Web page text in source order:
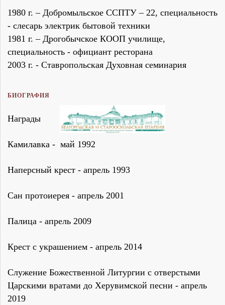
1980 г. – Добромыльское ССПТУ – 22, специальность
- слесарь электрик бытовой техники
1981 г. – Дрогобычское КООП училище,
специальность - официант ресторана
2003 г. - Ставропольская Духовная семинария
БИОГРАФИЯ
Награды
Камилавка - май 1992
Наперсный крест - апрель 1993
Сан протоиерея - апрель 2001
Палица - апрель 2009
Крест с украшением - апрель 2014
Служение Божественной Литургии с отверстыми
Царскими вратами до Херувимской песни - апрель
2019